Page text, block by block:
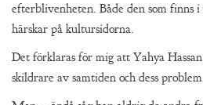
efterblivenheten. Både den som finns
härskar på kultursidorna.
Det förklaras för mig att Yahya
skildrare av samtiden och dess